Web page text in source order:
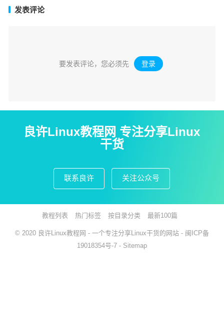
发表评论
要发表评论，您必须先 登录 。
良许Linux教程网 专注分享Linux
干货
联系良许 关注公众号
教程列表 热门标签 按目录分类 最新100篇
© 2020 良许Linux教程网 - 一个专注分享Linux干货的网站 - 闽ICP备
19018354号-7 - Sitemap